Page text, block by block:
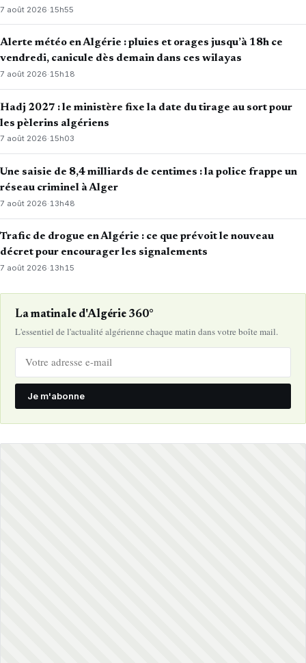
7 août 2026· 15h55
Alerte météo en Algérie : pluies et orages jusqu’à 18h ce
vendredi, canicule dès demain dans ces wilayas
7 août 2026·15h18
Hadj 2027 : le ministère fixe la date du tirage au sort pour
les pèlerins algériens
7 août 2026·15h03
Une saisie de 8,4 milliards de centimes : la police frappe un
réseau criminel à Alger
7 août 2026· 13h48
Trafic de drogue en Algérie : ce que prévoit le nouveau
décret pour encourager les signalements
7 août 2026·13h15
La matinale d'Algérie 360°
L'essentiel de l'actualité algérienne chaque matin dans votre boîte mail.
Je m'abonne